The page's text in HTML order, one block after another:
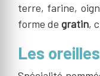
terre, farine,
forme de gratin,
Les